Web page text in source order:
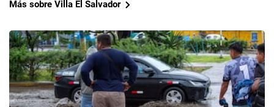
Más sobre Villa El Salvador